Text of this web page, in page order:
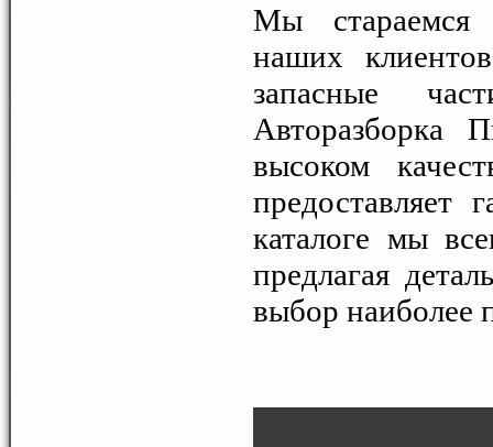
Мы стараемся
наших
запасные
Авторазборка
высоком
каталоге мы
предлагая
выбор наиболее